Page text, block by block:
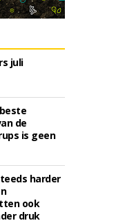
juli
de
is geen
harder
ook
druk